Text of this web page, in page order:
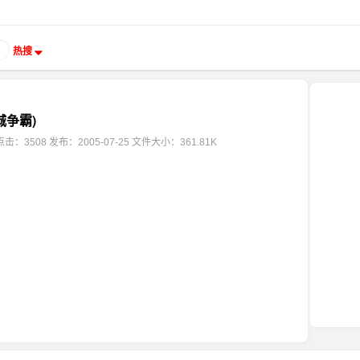
热搜
争霸)
击：3508 发布：2005-07-25 文件大小：361.81K